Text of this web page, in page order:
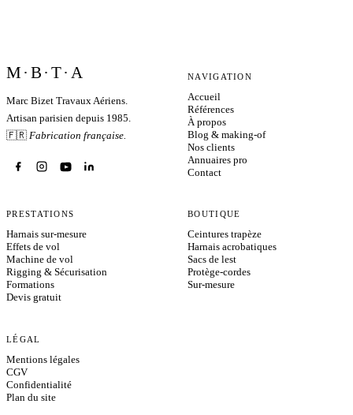
M·B·T·A
Marc Bizet Travaux Aériens.
Artisan parisien depuis 1985.
🇫🇷 Fabrication française.
NAVIGATION
Accueil
Références
À propos
Blog & making-of
Nos clients
Annuaires pro
Contact
PRESTATIONS
Harnais sur-mesure
Effets de vol
Machine de vol
Rigging & Sécurisation
Formations
Devis gratuit
BOUTIQUE
Ceintures trapèze
Harnais acrobatiques
Sacs de lest
Protège-cordes
Sur-mesure
LÉGAL
Mentions légales
CGV
Confidentialité
Plan du site